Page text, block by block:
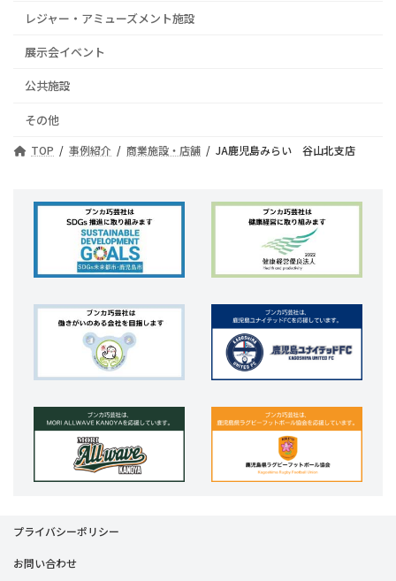
レジャー・アミューズメント施設
展示会イベント
公共施設
その他
TOP 事例紹介 商業施設・店舗 JA鹿児島みらい 谷山北支店
プライバシーポリシー
お問い合わせ